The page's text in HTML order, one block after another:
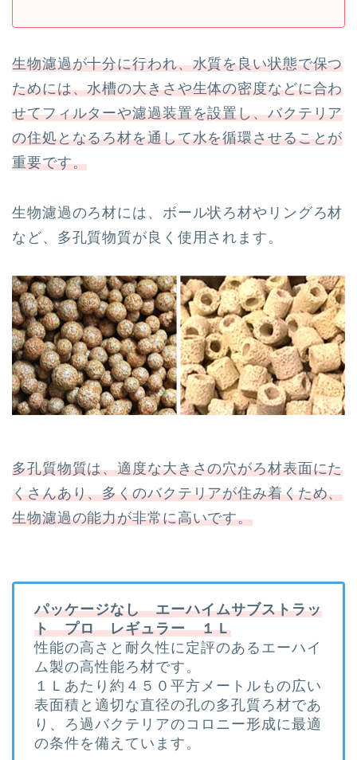
生物濾過が十分に行われ、水質を良い状態で保つ
ためには、水槽の大きさや生体の密度などに合わ
せてフィルターや濾過装置を設置し、バクテリア
の住処となるろ材を通して水を循環させることが
重要です。
生物濾過のろ材には、ボール状ろ材やリングろ材
など、多孔質物質が良く使用されます。
多孔質物質は、適度な大きさの穴がろ材表面にた
くさんあり、多くのバクテリアが住み着くため、
生物濾過の能力が非常に高いです。
パッケージなし エーハイムサブストラッ
ト プロ レギュラー １Ｌ
性能の高さと耐久性に定評のあるエーハイ
ム製の高性能ろ材です。
１Ｌあたり約４５０平方メートルもの広い
表面積と適切な直径の孔の多孔質ろ材であ
り、ろ過バクテリアのコロニー形成に最適
の条件を備えています。